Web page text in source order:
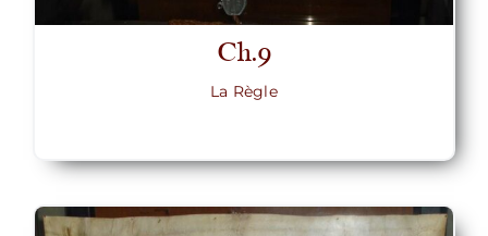
Ch.9
La Règle